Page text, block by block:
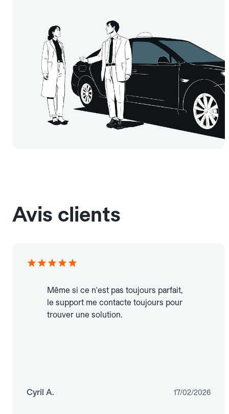
Avis clients
Même si ce n'est pas toujours parfait,
le support me contacte toujours pour
trouver une solution.
Cyril A. 17/02/2026